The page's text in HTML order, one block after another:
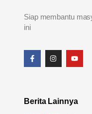
Siap membantu
ini
Berita Lainnya